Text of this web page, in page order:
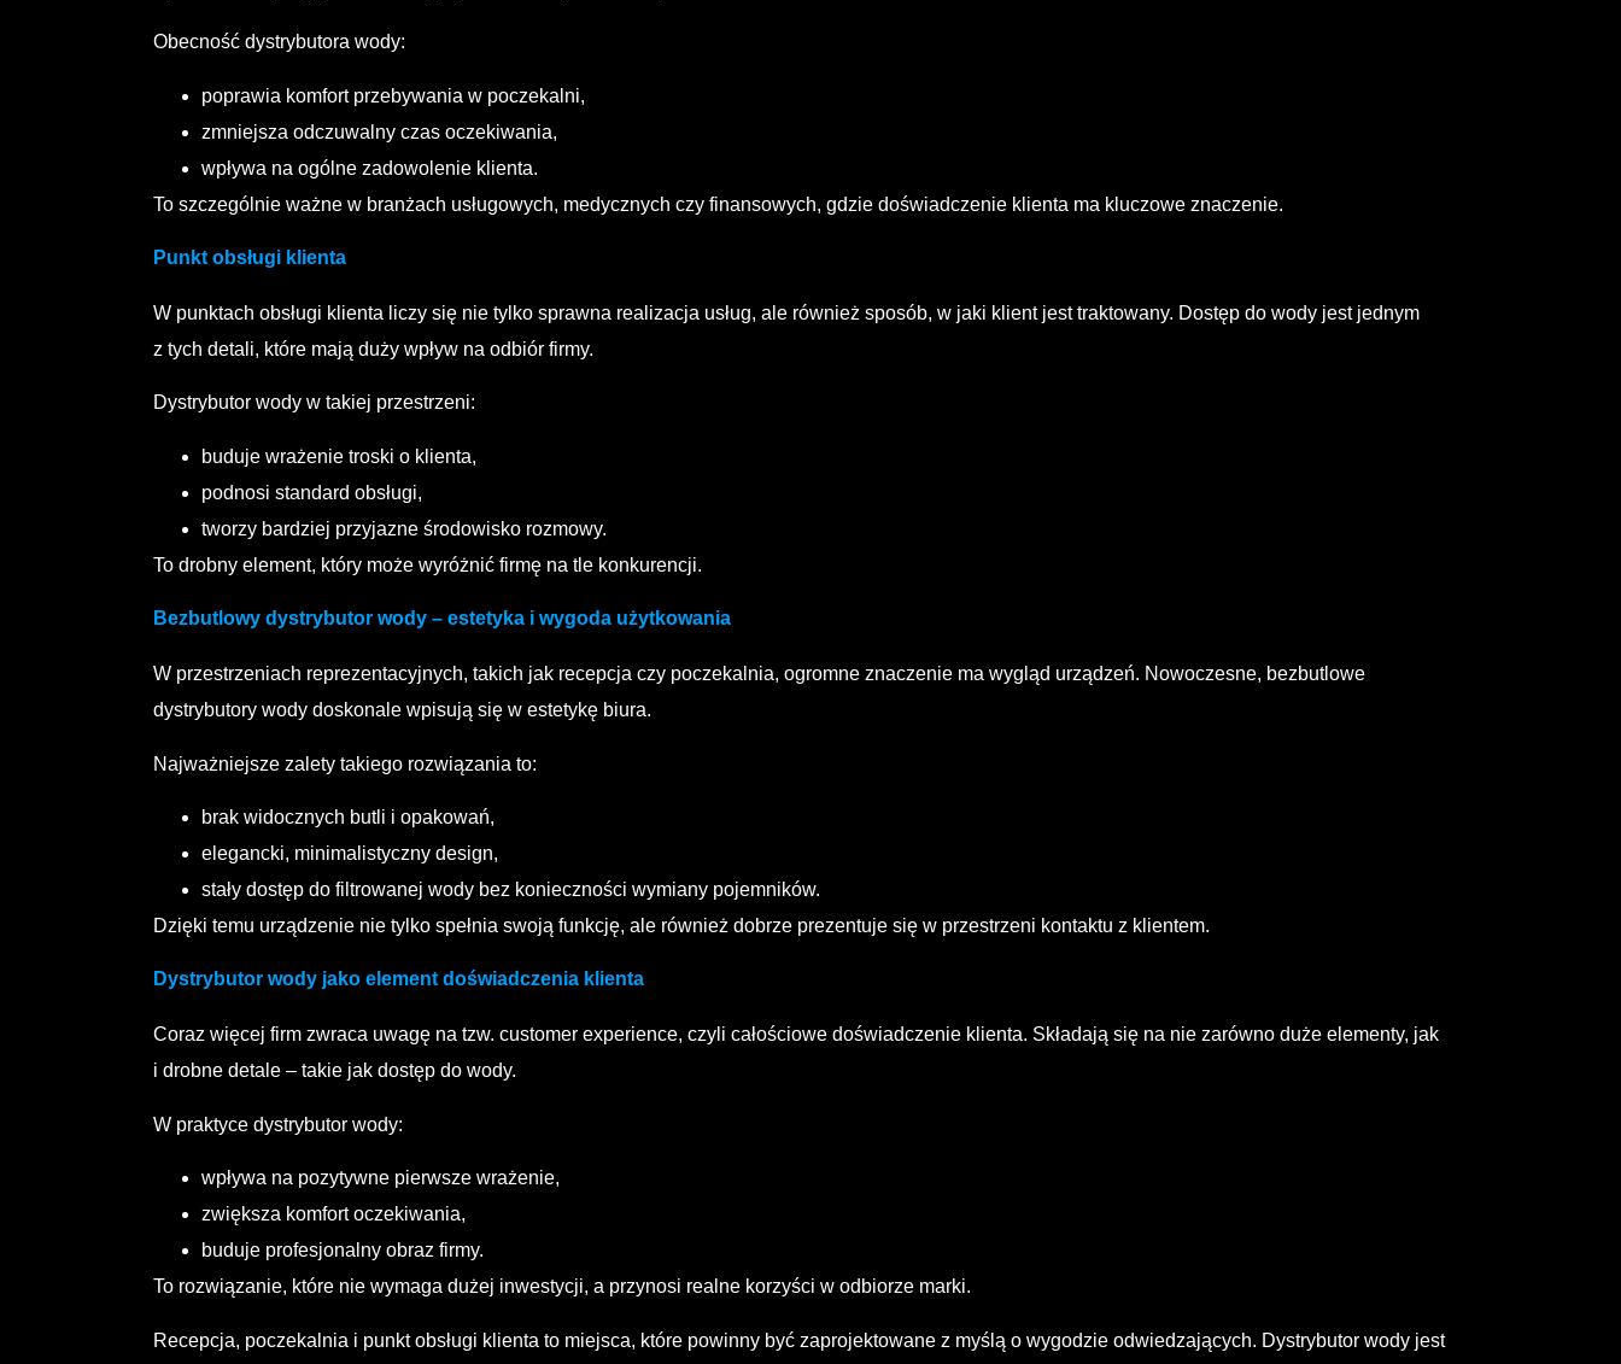
Obecność dystrybutora wody:
poprawia komfort przebywania w poczekalni,
zmniejsza odczuwalny czas oczekiwania,
wpływa na ogólne zadowolenie klienta.
To szczególnie ważne w branżach usługowych, medycznych czy finansowych, gdzie doświadczenie klienta ma kluczowe znaczenie.
Punkt obsługi klienta
W punktach obsługi klienta liczy się nie tylko sprawna realizacja usług, ale również sposób, w jaki klient jest traktowany. Dostęp do wody jest jednym
z tych detali, które mają duży wpływ na odbiór firmy.
Dystrybutor wody w takiej przestrzeni:
buduje wrażenie troski o klienta,
podnosi standard obsługi,
tworzy bardziej przyjazne środowisko rozmowy.
To drobny element, który może wyróżnić firmę na tle konkurencji.
Bezbutlowy dystrybutor wody – estetyka i wygoda użytkowania
W przestrzeniach reprezentacyjnych, takich jak recepcja czy poczekalnia, ogromne znaczenie ma wygląd urządzeń. Nowoczesne, bezbutlowe
dystrybutory wody doskonale wpisują się w estetykę biura.
Najważniejsze zalety takiego rozwiązania to:
brak widocznych butli i opakowań,
elegancki, minimalistyczny design,
stały dostęp do filtrowanej wody bez konieczności wymiany pojemników.
Dzięki temu urządzenie nie tylko spełnia swoją funkcję, ale również dobrze prezentuje się w przestrzeni kontaktu z klientem.
Dystrybutor wody jako element doświadczenia klienta
Coraz więcej firm zwraca uwagę na tzw. customer experience, czyli całościowe doświadczenie klienta. Składają się na nie zarówno duże elementy, jak
i drobne detale – takie jak dostęp do wody.
W praktyce dystrybutor wody:
wpływa na pozytywne pierwsze wrażenie,
zwiększa komfort oczekiwania,
buduje profesjonalny obraz firmy.
To rozwiązanie, które nie wymaga dużej inwestycji, a przynosi realne korzyści w odbiorze marki.
Recepcja, poczekalnia i punkt obsługi klienta to miejsca, które powinny być zaprojektowane z myślą o wygodzie odwiedzających. Dystrybutor wody jest